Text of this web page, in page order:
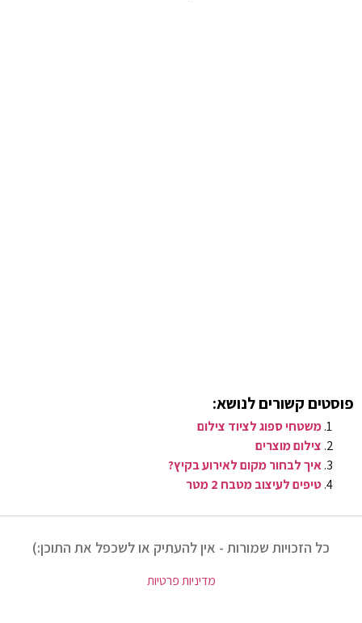
פוסטים קשורים לנושא:
משטחי ספוג לציוד צילום
צילום מוצרים
איך לבחור מקום לאירוע בקיץ?
טיפים לעיצוב מטבח 2 מטר
כל הזכויות שמורות - אין להעתיק או לשכפל את התוכן:)
מדיניות פרטיות